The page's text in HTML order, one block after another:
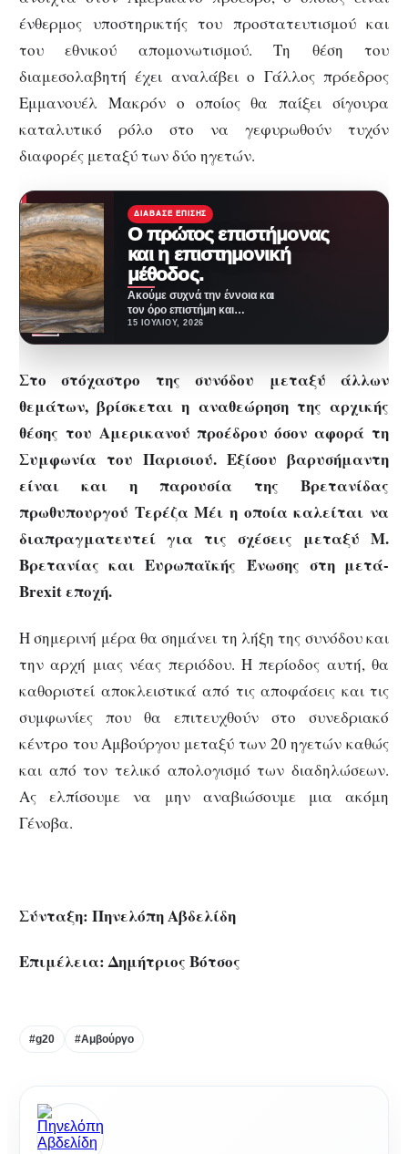
ένθερμος υποστηρικτής του προστατευτισμού και
του εθνικού απομονωτισμού. Τη θέση του
διαμεσολαβητή έχει αναλάβει ο Γάλλος πρόεδρος
Εμμανουέλ Μακρόν ο οποίος θα παίξει σίγουρα
καταλυτικό ρόλο στο να γεφυρωθούν τυχόν
διαφορές μεταξύ των δύο ηγετών.
ΔΙΆΒΑΣΕ ΕΠΊΣΗΣ
Ο πρώτος επιστήμονας
και η επιστημονική
μέθοδος.
Ακούμε συχνά την έννοια και
τον όρο επιστήμη και
επιστήμονας. Τι σημαίνει
15 ΙΟΥΛΊΟΥ, 2026
Στο στόχαστρο της συνόδου μεταξύ άλλων
θεμάτων, βρίσκεται η αναθεώρηση της αρχικής
θέσης του Αμερικανού προέδρου όσον αφορά τη
Συμφωνία του Παρισιού. Εξίσου βαρυσήμαντη
είναι και η παρουσία της Βρετανίδας
πρωθυπουργού Τερέζα Μέι η οποία καλείται να
διαπραγματευτεί για τις σχέσεις μεταξύ Μ.
Βρετανίας και Ευρωπαϊκής Ένωσης στη μετά-
Brexit εποχή.
Η σημερινή μέρα θα σημάνει τη λήξη της συνόδου και
την αρχή μιας νέας περιόδου. Η περίοδος αυτή, θα
καθοριστεί αποκλειστικά από τις αποφάσεις και τις
συμφωνίες που θα επιτευχθούν στο συνεδριακό
κέντρο του Αμβούργου μεταξύ των 20 ηγετών καθώς
και από τον τελικό απολογισμό των διαδηλώσεων.
Ας ελπίσουμε να μην αναβιώσουμε μια ακόμη
Γένοβα.
Σύνταξη: Πηνελόπη Αβδελίδη
Επιμέλεια: Δημήτριος Βότσος
#g20 #Αμβούργο